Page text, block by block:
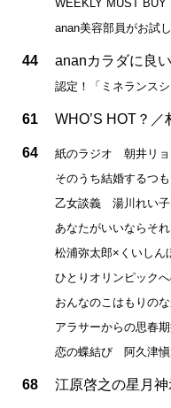
WEEKLY MUST BUY
anan美容部員がお試
44 ananカラダに良
認定！「ミネランスシ
61 WHO’S HOT？／
64
紙のラジオ 朝井リョ
そのうち結婚するつ
乙女談義 湯川れい子
あなたがいいならそ
松浦弥太郎×くいしん
ひとりオリンピック
おんなのこはもりの
アラサーからの思春
恋の蝶結び 阿久津愼
68 江原啓之の星月神